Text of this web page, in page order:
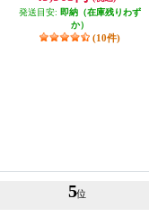
uto対応/Amazon Alexa 対応】 DMH
-SZ700
発送目安: 即納（在庫残りわず
か）
(10件)
5位